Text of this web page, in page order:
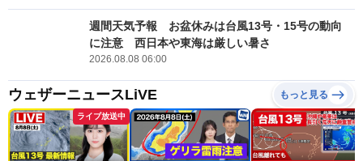
週間天気予報 お盆休みは台風13号・15号の動向
に注意 西日本や東海は厳しい暑さ
2026.08.08 06:00
ウェザーニュースLiVE もっと見る
ライブ放送中